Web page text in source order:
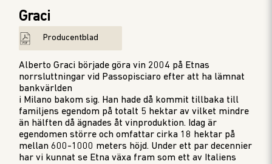
OM OSS
WEBBSHOP
Graci
Producentblad
Alberto Graci började göra vin 2004 på Etnas
norrsluttningar vid Passopisciaro efter att ha lämnat
bankvärlden
i Milano bakom sig. Han hade då kommit tillbaka till
familjens egendom på totalt 5 hektar av vilket mindre
än hälften då ägnades åt vinproduktion. Idag är
egendomen större och omfattar cirka 18 hektar på
mellan 600-1000 meters höjd. Under ett par decennier
har vi kunnat se Etna växa fram som ett av Italiens